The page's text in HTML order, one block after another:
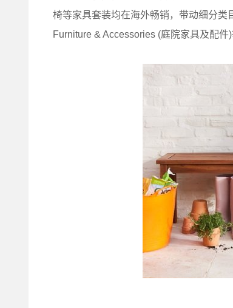
椅等家具套装均在海外畅销，带动细分类
Furniture & Accessories (庭院家具及配件)